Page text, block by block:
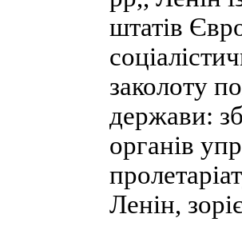
штатів
заколоту
держави:
органів
Ленін,